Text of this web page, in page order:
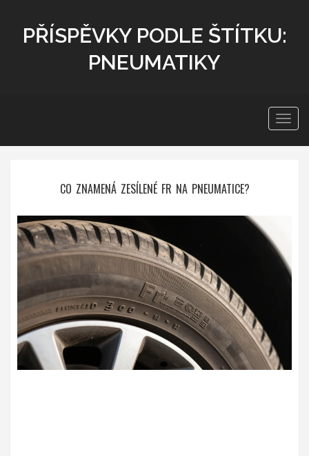
PŘÍSPĚVKY PODLE ŠTÍTKU:
PNEUMATIKY
CO ZNAMENÁ ZESÍLENÉ FR NA PNEUMATICE?